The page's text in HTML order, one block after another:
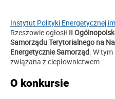
Instytut Polityki Energetycznej
Rzeszowie ogłosił II
Samorządu Terytorialnego na
Energetycznie Samorząd . W
związana z ciepłownictwem.
O konkursie